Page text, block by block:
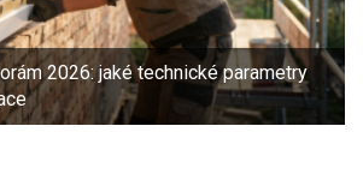
2026: jaké technické parametry